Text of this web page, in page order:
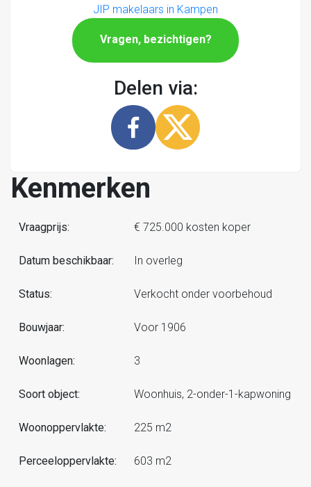
Kenmerken
Vraagprijs: € 725.000 kosten koper
Datum beschikbaar: In overleg
Status: Verkocht onder voorbehoud
Bouwjaar: Voor 1906
Woonlagen: 3
Soort object: Woonhuis, 2-onder-1-kapwoning
Woonoppervlakte: 225 m2
Perceeloppervlakte: 603 m2
JIP makelaars in Kampen
Vragen, bezichtigen?
Delen via: